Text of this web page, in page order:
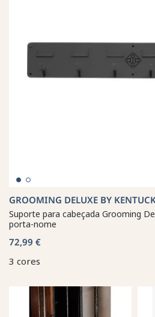
GROOMING DELUXE BY
Suporte para cabeçada Grooming
porta-nome
72,99 €
3 cores